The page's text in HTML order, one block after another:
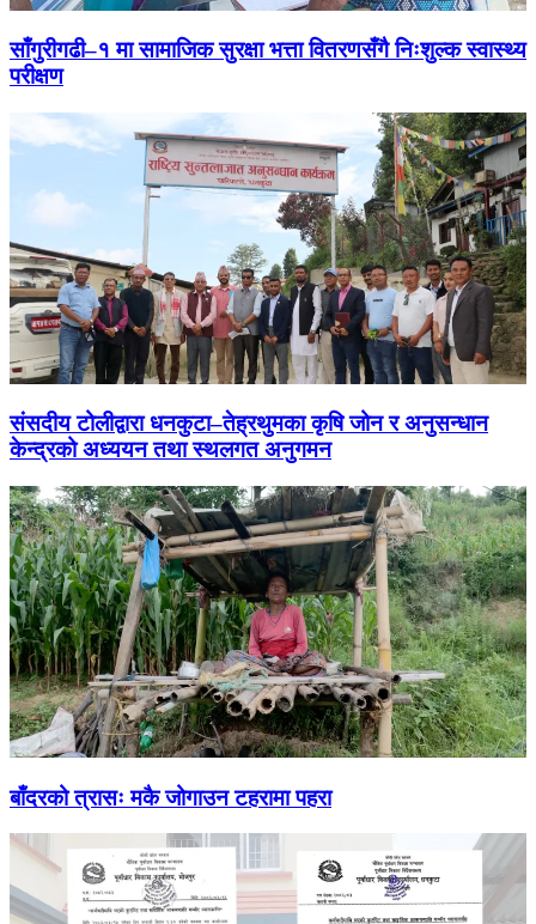
साँगुरीगढी–१ मा सामाजिक सुरक्षा भत्ता वितरणसँगै निःशुल्क स्वास्थ्य
परीक्षण
संसदीय टोलीद्वारा धनकुटा–तेह्रथुमका कृषि जोन र अनुसन्धान
केन्द्रको अध्ययन तथा स्थलगत अनुगमन
बाँदरको त्रासः मकै जोगाउन टहरामा पहरा